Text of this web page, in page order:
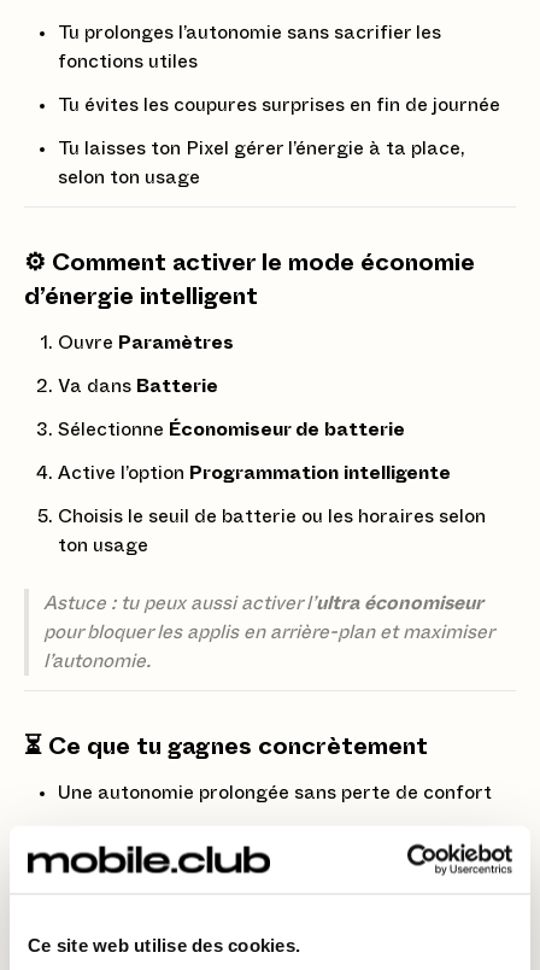
Ce site web utilise des cookies.
Tu prolonges l’autonomie sans sacrifier les
fonctions utiles
Tu évites les coupures surprises en fin de journée
Tu laisses ton Pixel gérer l’énergie à ta place,
selon ton usage
⚙️ Comment activer le mode économie
d’énergie intelligent
Ouvre Paramètres
Va dans Batterie
Sélectionne Économiseur de batterie
Active l’option Programmation intelligente
Choisis le seuil de batterie ou les horaires selon
ton usage
Astuce : tu peux aussi activer l’ultra économiseur
pour bloquer les applis en arrière-plan et maximiser
l’autonomie.
⏳ Ce que tu gagnes concrètement
Une autonomie prolongée sans perte de confort
déplacement
Une configuration simple et réversible